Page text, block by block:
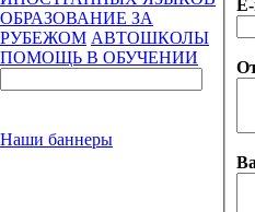
ОБРАЗОВАНИЕ ЗА
РУБЕЖОМ АВТОШКОЛЫ
ПОМОЩЬ В ОБУЧЕНИИ
Наши баннеры
Е-